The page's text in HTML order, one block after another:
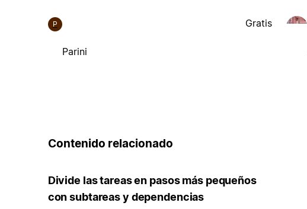
P
Parini
Gratis
Contenido relacionado
Divide las tareas en pasos más pequeños
con subtareas y dependencias